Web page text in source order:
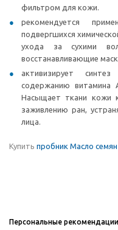
фильтром для кожи.
рекомендуется
подвергшихся
ухода за сухими
восстанавливающие
активизирует
содержанию витамина
Насыщает ткани кожи
заживлению ран,
лица.
Купить пробник Масло
Персональные рекомендации